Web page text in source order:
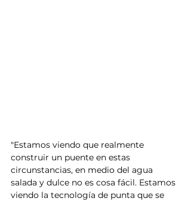
"Estamos viendo que realmente
construir un puente en estas
circunstancias, en medio del agua
salada y dulce no es cosa fácil. Estamos
viendo la tecnología de punta que se